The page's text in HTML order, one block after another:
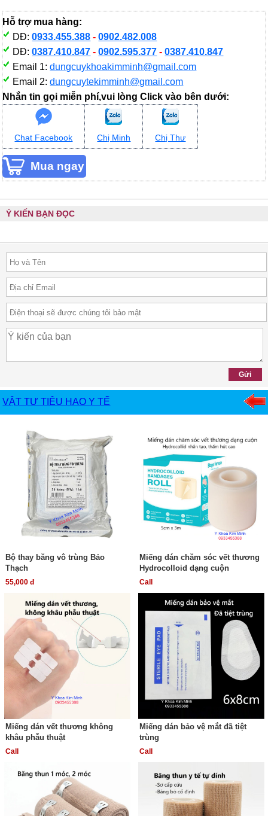
Hỗ trợ mua hàng:
DĐ:0933.455.388 -0902.482.008
DĐ:0387.410.847 -0902.595.377 -0387.410.847
Email 1:dungcuykhoakimminh@gmail.com
Email 2:dungcuytekimminh@gmail.com
Nhắn tin gọi miễn phí,vui lòng Click vào bên dưới:
Chat Facebook Chị Minh Chị Thư
Ý KIẾN BẠN ĐỌC
VẬT TƯ TIÊU HAO Y TẾ
Bộ thay băng vô trùng Bảo
Thạch
55,000 đ
Miếng dán chăm sóc vết thương
Hydrocolloid dạng cuộn
Call
Miếng dán vết thương không
khâu phẫu thuật
Call
Miếng dán bảo vệ mắt đã tiệt
trùng
Call